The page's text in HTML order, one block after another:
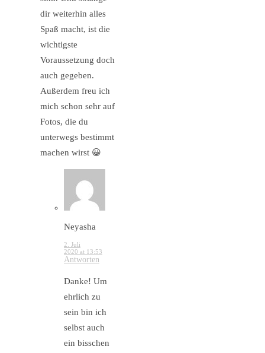
dir weiterhin alles
Spaß macht, ist die
wichtigste
Voraussetzung doch
auch gegeben.
Außerdem freu ich
mich schon sehr auf
Fotos, die du
unterwegs bestimmt
machen wirst 😀
Neyasha
2. Juli
2020 at 13:53
Antworten
Danke! Um
ehrlich zu
sein bin ich
selbst auch
ein bisschen